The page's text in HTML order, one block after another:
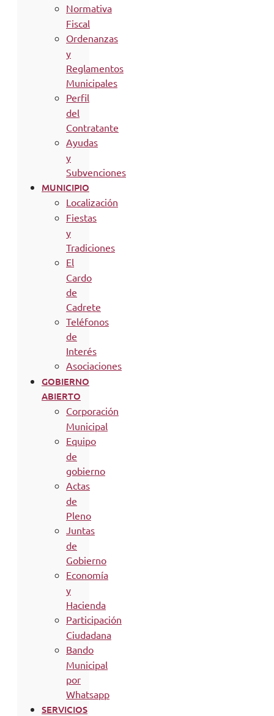
Normativa
Fiscal
Ordenanzas
y
Reglamentos
Municipales
Perfil
del
Contratante
Ayudas
y
Subvenciones
MUNICIPIO
Localización
Fiestas
y
Tradiciones
El
Cardo
de
Cadrete
Teléfonos
de
Interés
Asociaciones
GOBIERNO
ABIERTO
Corporación
Municipal
Equipo
de
gobierno
Actas
de
Pleno
Juntas
de
Gobierno
Economía
y
Hacienda
Participación
Ciudadana
Bando
Municipal
por
Whatsapp
SERVICIOS